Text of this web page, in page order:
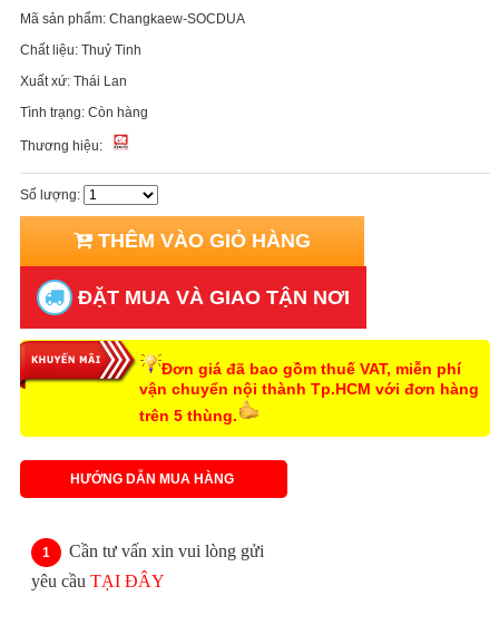
Mã sản phẩm: Changkaew-SOCDUA
Chất liệu: Thuỷ Tinh
Xuất xứ: Thái Lan
Tình trạng: Còn hàng
Thương hiệu:
Số lượng:
THÊM VÀO GIỎ HÀNG
ĐẶT MUA VÀ GIAO TẬN NƠI
Đơn giá đã bao gồm thuế VAT, miễn phí
vận chuyển nội thành Tp.HCM với đơn hàng
trên 5 thùng.
HƯỚNG DẪN MUA HÀNG
Cần tư vấn xin vui lòng gửi
yêu cầu TẠI ĐÂY